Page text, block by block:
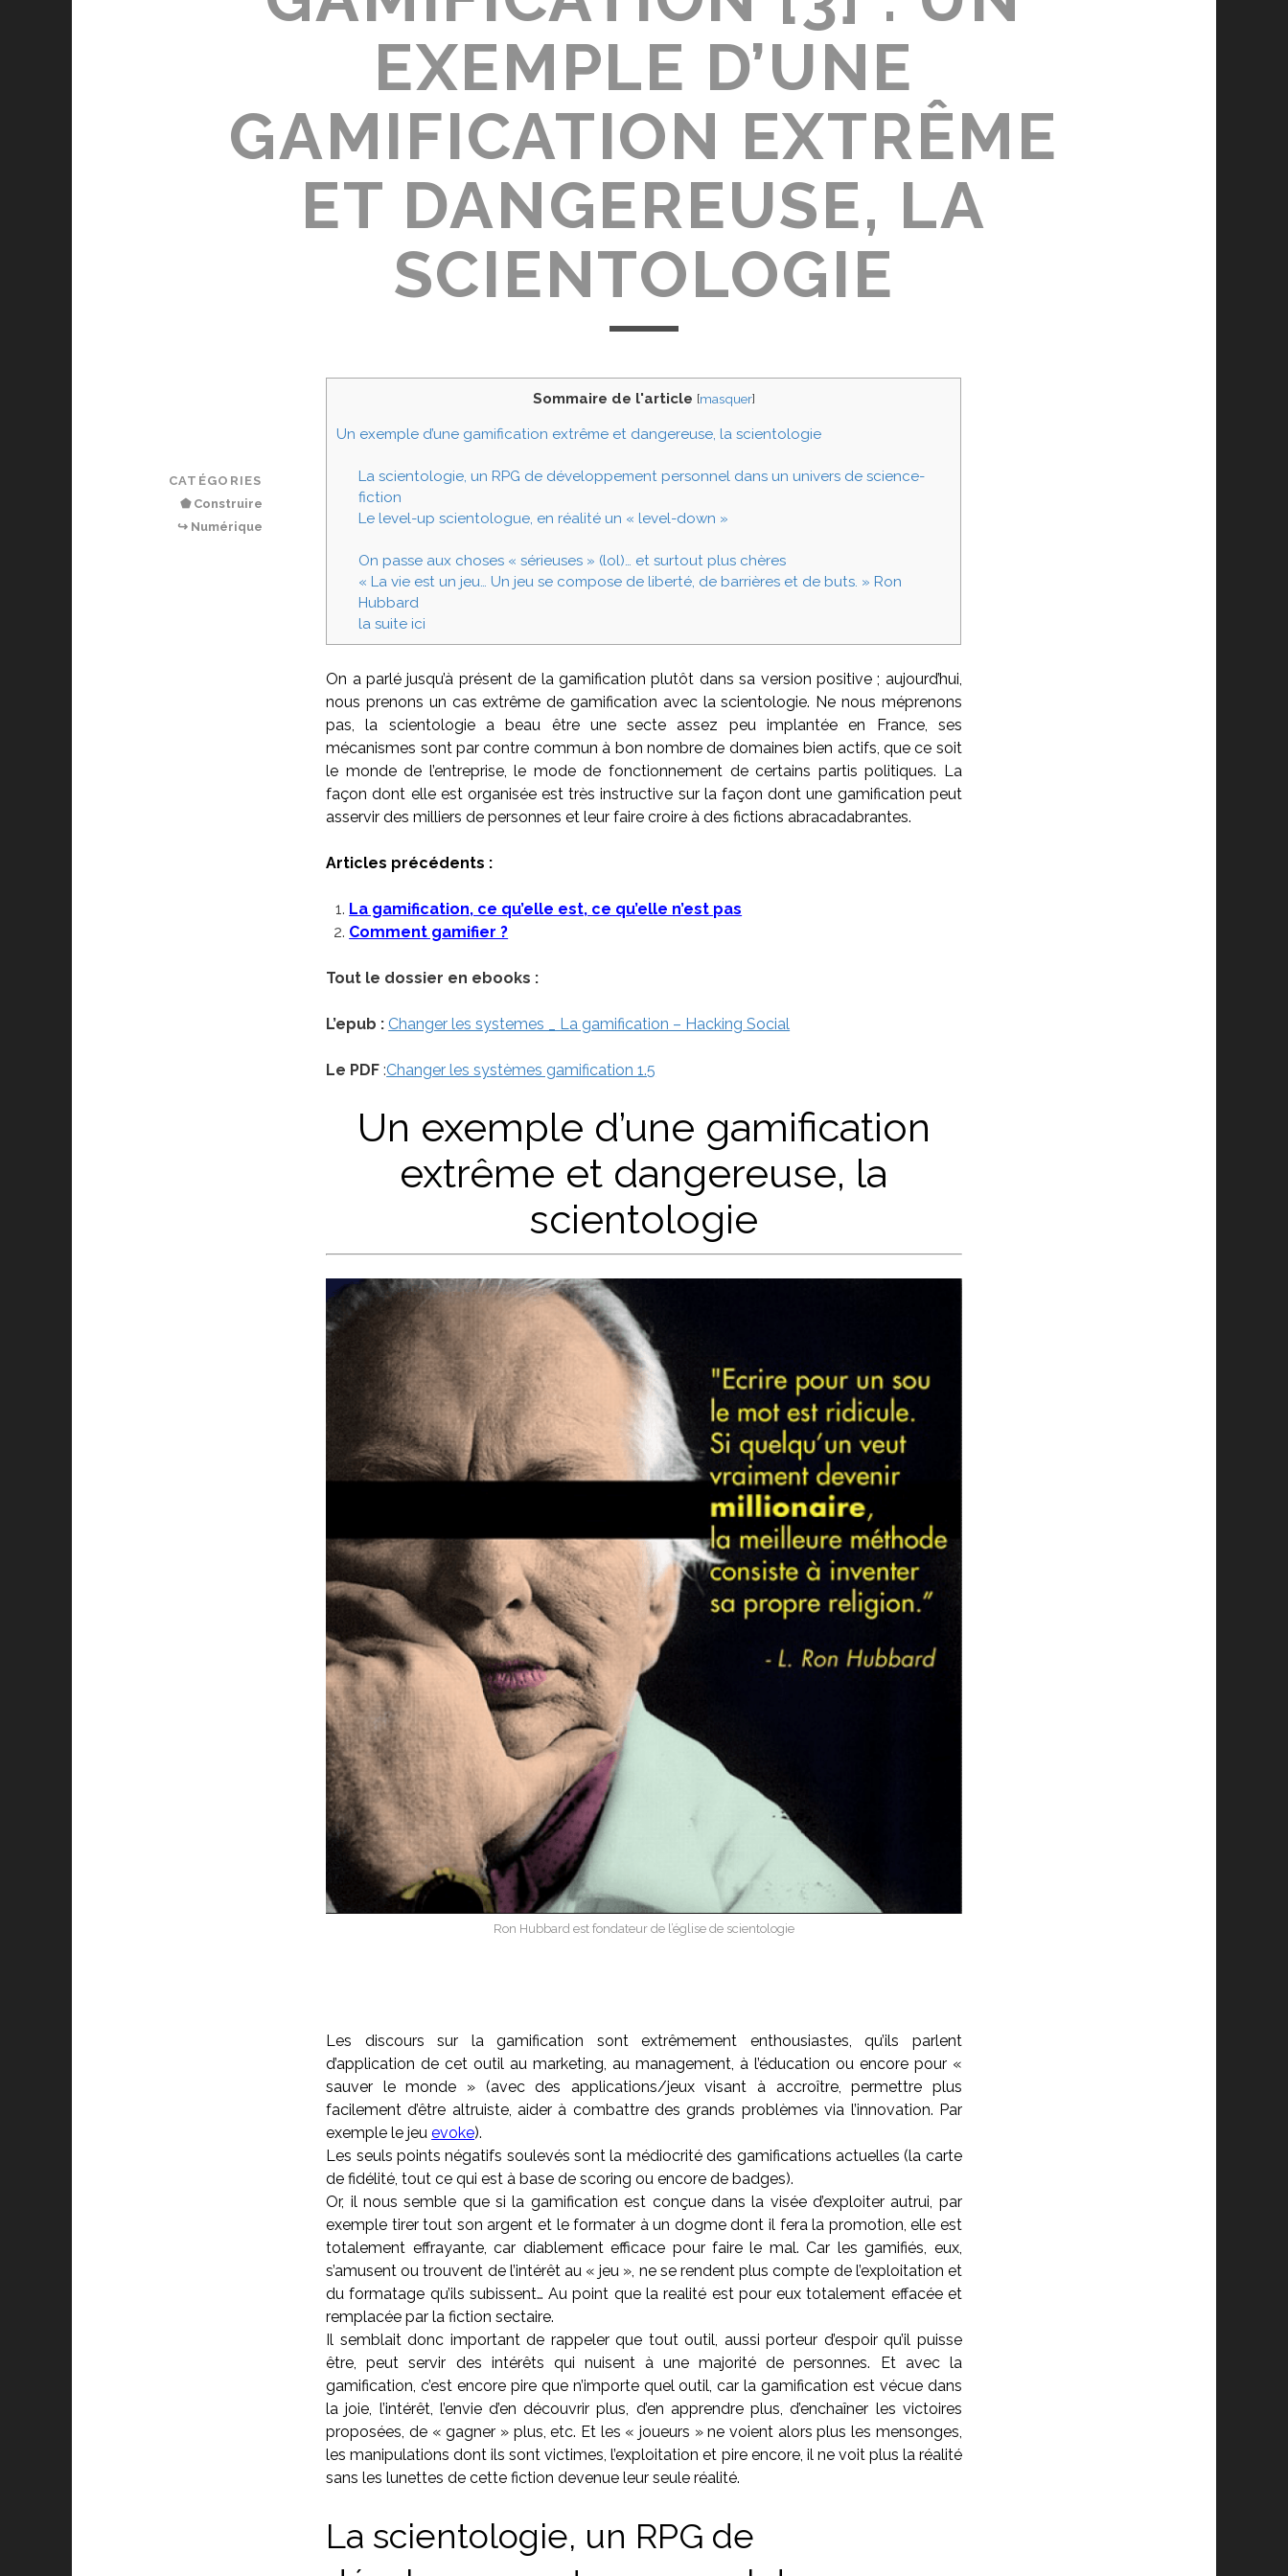
EXEMPLE D’UNE
GAMIFICATION EXTRÊME
ET DANGEREUSE, LA
SCIENTOLOGIE
Sommaire de l'article [masquer]
Un exemple d’une gamification extrême et dangereuse, la scientologie
La scientologie, un RPG de développement personnel dans un univers de science-
fiction
Le level-up scientologue, en réalité un « level-down »
On passe aux choses « sérieuses » (lol)… et surtout plus chères
« La vie est un jeu… Un jeu se compose de liberté, de barrières et de buts. » Ron
Hubbard
la suite ici
On a parlé jusqu’à présent de la gamification plutôt dans sa version positive ; aujourd’hui,
nous prenons un cas extrême de gamification avec la scientologie. Ne nous méprenons
pas, la scientologie a beau être une secte assez peu implantée en France, ses
mécanismes sont par contre commun à bon nombre de domaines bien actifs, que ce soit
le monde de l’entreprise, le mode de fonctionnement de certains partis politiques. La
façon dont elle est organisée est très instructive sur la façon dont une gamification peut
asservir des milliers de personnes et leur faire croire à des fictions abracadabrantes.
Articles précédents :
La gamification, ce qu’elle est, ce qu’elle n’est pas
Comment gamifier ?
Tout le dossier en ebooks :
L’epub : Changer les systemes _ La gamification – Hacking Social
Le PDF:Changer les systèmes gamification 1.5
Un exemple d’une gamification
extrême et dangereuse, la
scientologie
Ron Hubbard est fondateur de l’église de scientologie
Les discours sur la gamification sont extrêmement enthousiastes, qu’ils parlent
d’application de cet outil au marketing, au management, à l’éducation ou encore pour «
sauver le monde » (avec des applications/jeux visant à accroître, permettre plus
facilement d’être altruiste, aider à combattre des grands problèmes via l’innovation. Par
exemple le jeuevoke).
Les seuls points négatifs soulevés sont la médiocrité des gamifications actuelles (la carte
de fidélité, tout ce qui est à base de scoring ou encore de badges).
Or, il nous semble que si la gamification est conçue dans la visée d’exploiter autrui, par
exemple tirer tout son argent et le formater à un dogme dont il fera la promotion, elle est
totalement effrayante, car diablement efficace pour faire le mal. Car les gamifiés, eux,
s’amusent ou trouvent de l’intérêt au « jeu », ne se rendent plus compte de l’exploitation et
du formatage qu’ils subissent… Au point que la realité est pour eux totalement effacée et
remplacée par la fiction sectaire.
Il semblait donc important de rappeler que tout outil, aussi porteur d’espoir qu’il puisse
être, peut servir des intérêts qui nuisent à une majorité de personnes. Et avec la
gamification, c’est encore pire que n’importe quel outil, car la gamification est vécue dans
la joie, l’intérêt, l’envie d’en découvrir plus, d’en apprendre plus, d’enchaîner les victoires
proposées, de « gagner » plus, etc. Et les « joueurs » ne voient alors plus les mensonges,
les manipulations dont ils sont victimes, l’exploitation et pire encore, il ne voit plus la réalité
sans les lunettes de cette fiction devenue leur seule réalité.
La scientologie, un RPG de
CATÉGORIES
⬟ Construire
↪ Numérique